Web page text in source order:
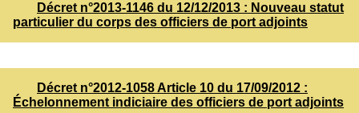
Décret n°2013-1146 du 12/12/2013 : Nouveau statut
particulier du corps des officiers de port adjoints
Décret n°2012-1058 Article 10 du 17/09/2012 :
Échelonnement indiciaire des officiers de port adjoints